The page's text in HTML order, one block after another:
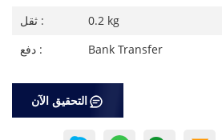
ثقل :
0.2 kg
دفع :
Bank Transfer
التحقيق الآن